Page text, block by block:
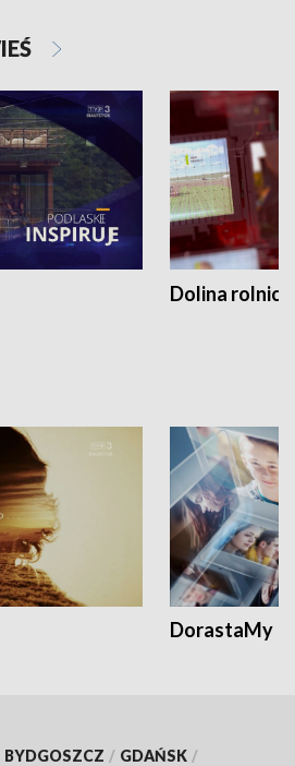
Dolina
DorastaMy
BYDGOSZCZ / GDAŃSK /